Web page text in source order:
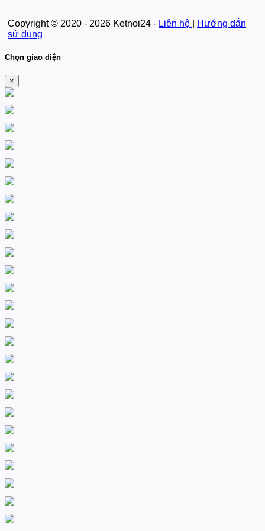
Copyright © 2020 - 2026 Ketnoi24 - Liên hệ
Hướng dẫn
sử dụng
Chọn giao diện
×